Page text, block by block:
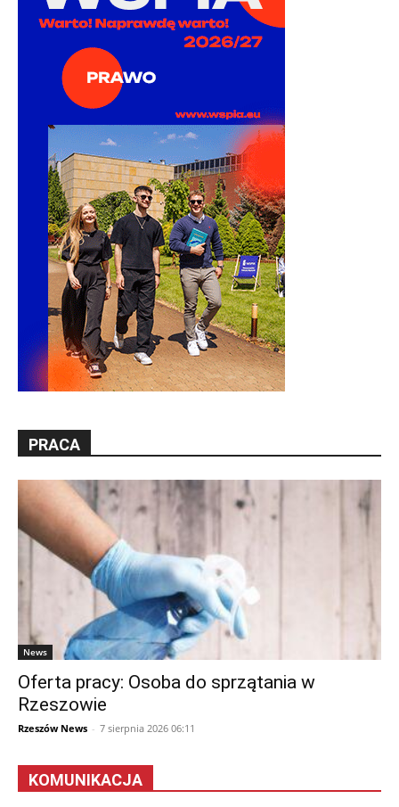
PRACA
News
Oferta pracy: Osoba do sprzątania w
Rzeszowie
Rzeszów News - 7 sierpnia 2026 06:11
KOMUNIKACJA